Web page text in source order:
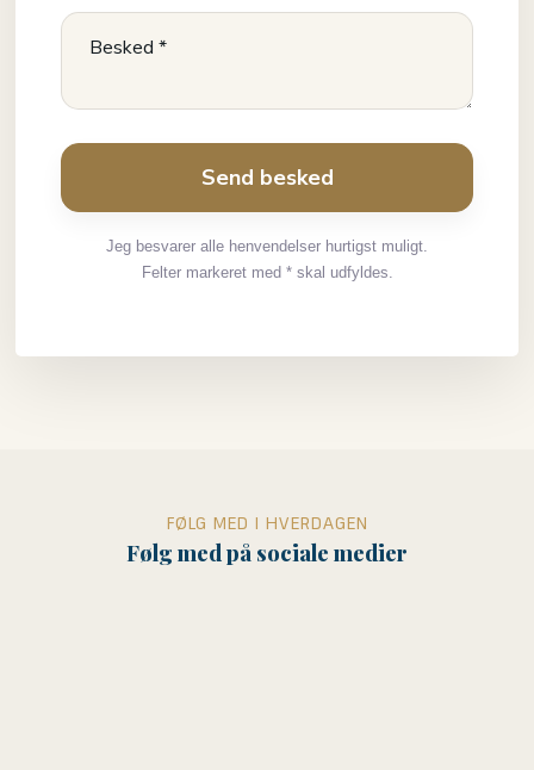
Jeg besvarer alle henvendelser hurtigst muligt.
Felter markeret med * skal udfyldes.
FØLG MED I HVERDAGEN
Følg med på sociale medier